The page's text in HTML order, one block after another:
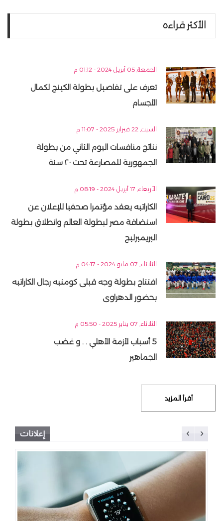
الأكثر قراءه
الجمعة, 05 أبريل 2024 - 01:12 م
تعرف على تفاصيل بطولة الكينج لكمال
الأجسام
السبت, 22 فبراير 2025 - 11:07 م
نتائج منافسات اليوم الثاني من بطولة
الجمهورية للمصارعة تحت ٢٠ سنة
الأربعاء, 17 أبريل 2024 - 08:19 م
الكاراتيه يعقد مؤتمرا صحفيا للإعلان عن
استضافة مصر لبطولة العالم وانطلاق بطولة
البريميرليج
الثلاثاء, 07 مايو 2024 - 04:17 م
افتتاح بطولة وجه قبلى كومتيه رجال الكاراتيه
بحضور الدهراوى
الثلاثاء, 07 يناير 2025 - 05:50 م
5 أسباب لأزمة الأهلي . . و غضب
الجماهير
أقرأ المزيد
إعلانات